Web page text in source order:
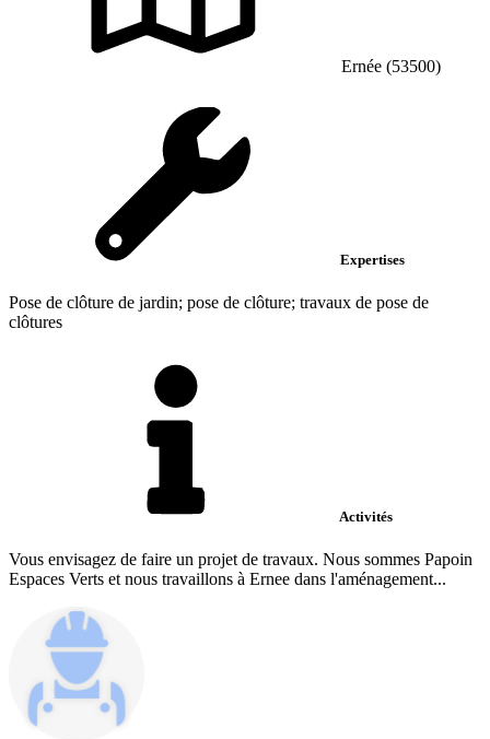
Ernée (53500)
Expertises
Pose de clôture de jardin; pose de clôture; travaux de pose de
clôtures
Activités
Vous envisagez de faire un projet de travaux. Nous sommes Papoin
Espaces Verts et nous travaillons à Ernee dans l'aménagement...